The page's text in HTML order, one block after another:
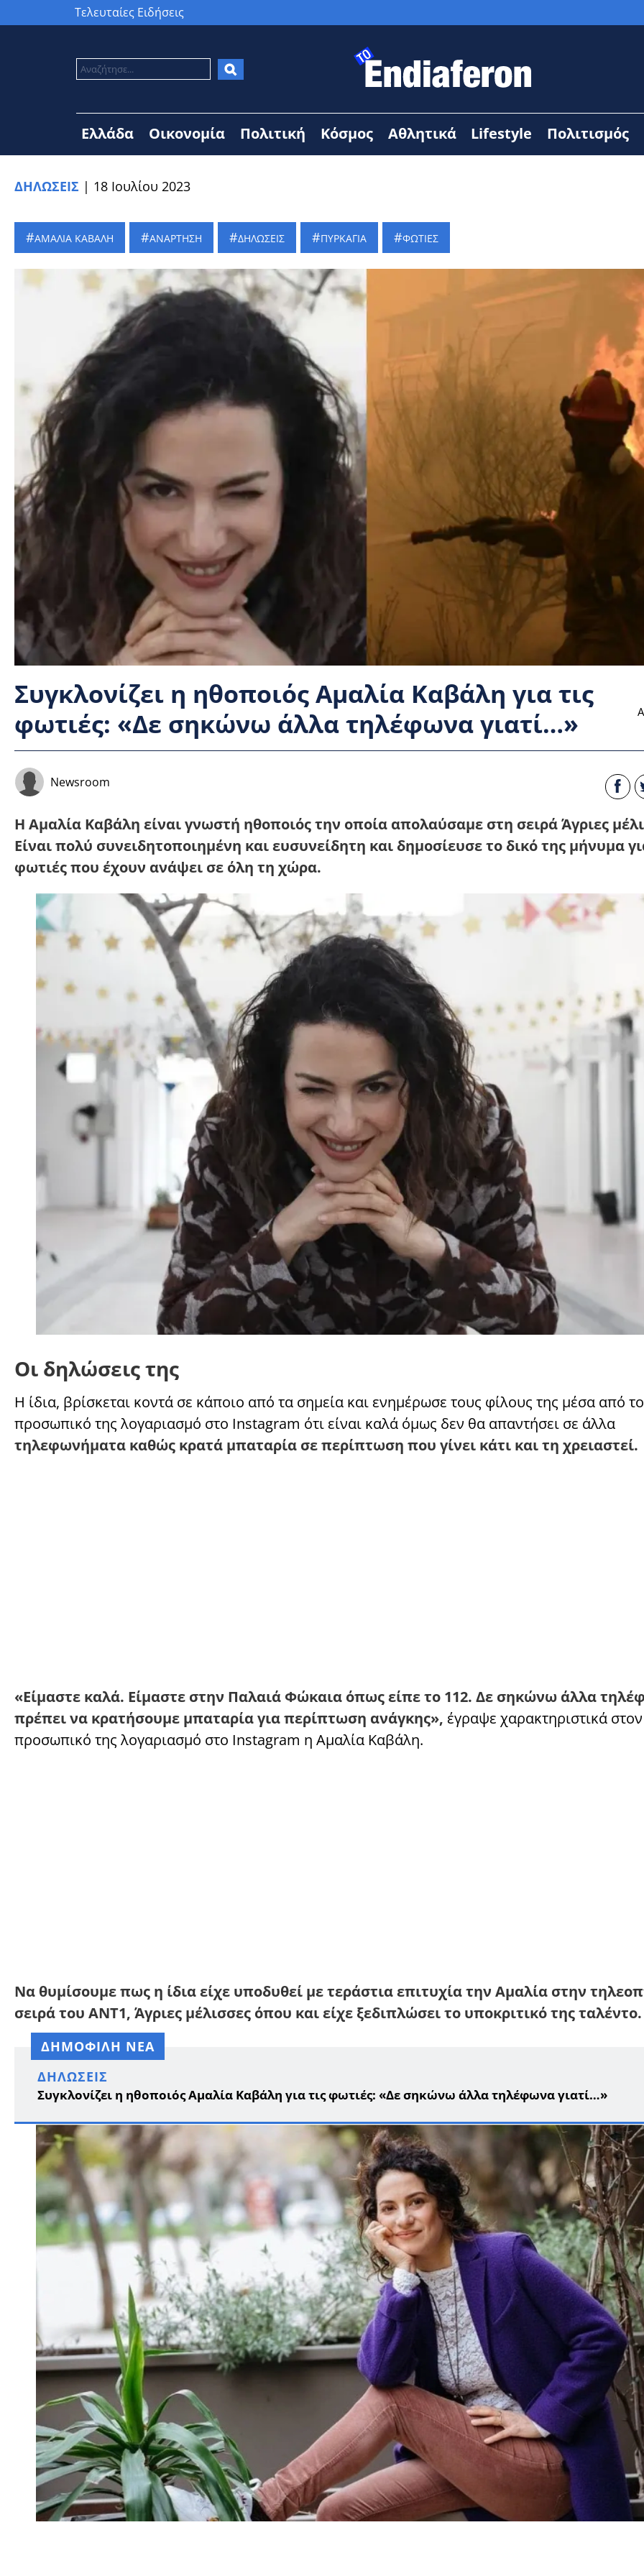
Τελευταίες Ειδήσεις
Ελλάδα Οικονομία Πολιτική Κόσμος Αθλητικά Lifestyle Πολιτισμός
ΔΗΛΩΣΕΙΣ | 18 Ιουλίου 2023
ΑΜΑΛΙΑ ΚΑΒΑΛΗ ΑΝΑΡΤΗΣΗ ΔΗΛΩΣΕΙΣ ΠΥΡΚΑΓΙΑ ΦΩΤΙΕΣ
Συγκλονίζει η ηθοποιός Αμαλία Καβάλη για τις
φωτιές: «Δε σηκώνω άλλα τηλέφωνα γιατί…»
Newsroom
Η Αμαλία Καβάλη είναι γνωστή ηθοποιός την οποία απολαύσαμε στη σειρά Άγριες
Είναι πολύ συνειδητοποιημένη και ευσυνείδητη και δημοσίευσε το δικό της μήνυμα
φωτιές που έχουν ανάψει σε όλη τη χώρα.
Οι δηλώσεις της
Η ίδια, βρίσκεται κοντά σε κάποιο από τα σημεία και ενημέρωσε τους φίλους της μέσα από
προσωπικό της λογαριασμό στο Instagram ότι είναι καλά όμως δεν θα απαντήσει σε άλλα
τηλεφωνήματα καθώς κρατά μπαταρία σε περίπτωση που γίνει κάτι και τη χρειαστεί.
«Είμαστε καλά. Είμαστε στην Παλαιά Φώκαια όπως είπε το 112. Δε σηκώνω άλλα
πρέπει να κρατήσουμε μπαταρία για περίπτωση ανάγκης», έγραψε χαρακτηριστικά στον
προσωπικό της λογαριασμό στο Instagram η Αμαλία Καβάλη.
Να θυμίσουμε πως η ίδια είχε υποδυθεί με τεράστια επιτυχία την Αμαλία στην
σειρά του ΑΝΤ1, Άγριες μέλισσες όπου και είχε ξεδιπλώσει το υποκριτικό της ταλέντο.
ΔΗΜΟΦΙΛΗ ΝΕΑ
ΔΗΛΏΣΕΙΣ
Συγκλονίζει η ηθοποιός Αμαλία Καβάλη για τις φωτιές: «Δε σηκώνω άλλα τηλέφωνα γιατί…»